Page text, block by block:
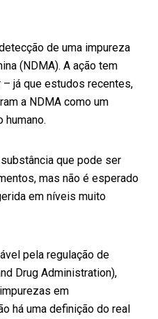
de uma impureza
(NDMA). A ação tem
já que estudos recentes,
a NDMA como um
humano.
que pode ser
mas não é esperado
em níveis muito
pela regulação de
Drug Administration),
em
há uma definição do real